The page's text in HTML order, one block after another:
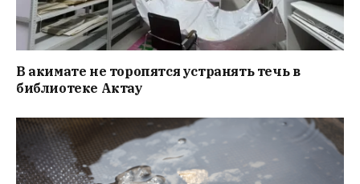
В акимате не торопятся устранять течь в
библиотеке Актау